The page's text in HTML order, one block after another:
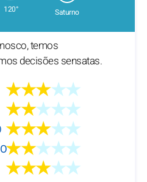
Saturno
120°
temos
decisões sensatas.
★★★★★
★★★★★
★★★★★
★★★★★
★★★★★